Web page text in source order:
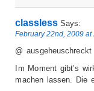
classless Says:
February 22nd, 2009 at
@ ausgeheuschreckt
Im Moment gibt’s
machen lassen. Die